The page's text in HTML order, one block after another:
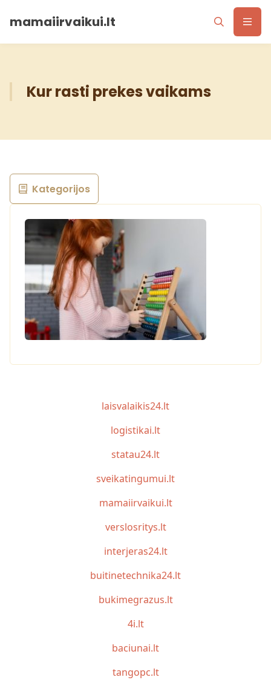
mamaiirvaikui.lt
Kur rasti prekes vaikams
Kategorijos
laisvalaikis24.lt
logistikai.lt
statau24.lt
sveikatingumui.lt
mamaiirvaikui.lt
verslosritys.lt
interjeras24.lt
buitinetechnika24.lt
bukimegrazus.lt
4i.lt
baciunai.lt
tangopc.lt